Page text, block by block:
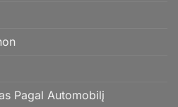
Pagal Automobilį